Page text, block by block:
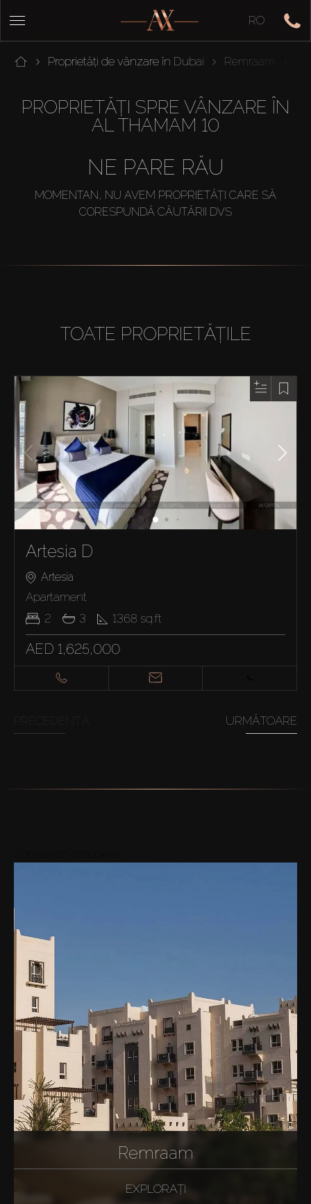
RO
Proprietăți de vânzare în Dubai Remraam
PROPRIETĂȚI SPRE VÂNZARE ÎN
AL THAMAM 10
NE PARE RĂU
MOMENTAN, NU AVEM PROPRIETĂȚI CARE SĂ
CORESPUNDĂ CĂUTĂRII DVS
TOATE PROPRIETĂȚILE
Artesia D
Artesia
Apartament
2
3 1368 sq.ft
AED 1,625,000
URMĂTOARE
Remraam
EXPLORAȚI